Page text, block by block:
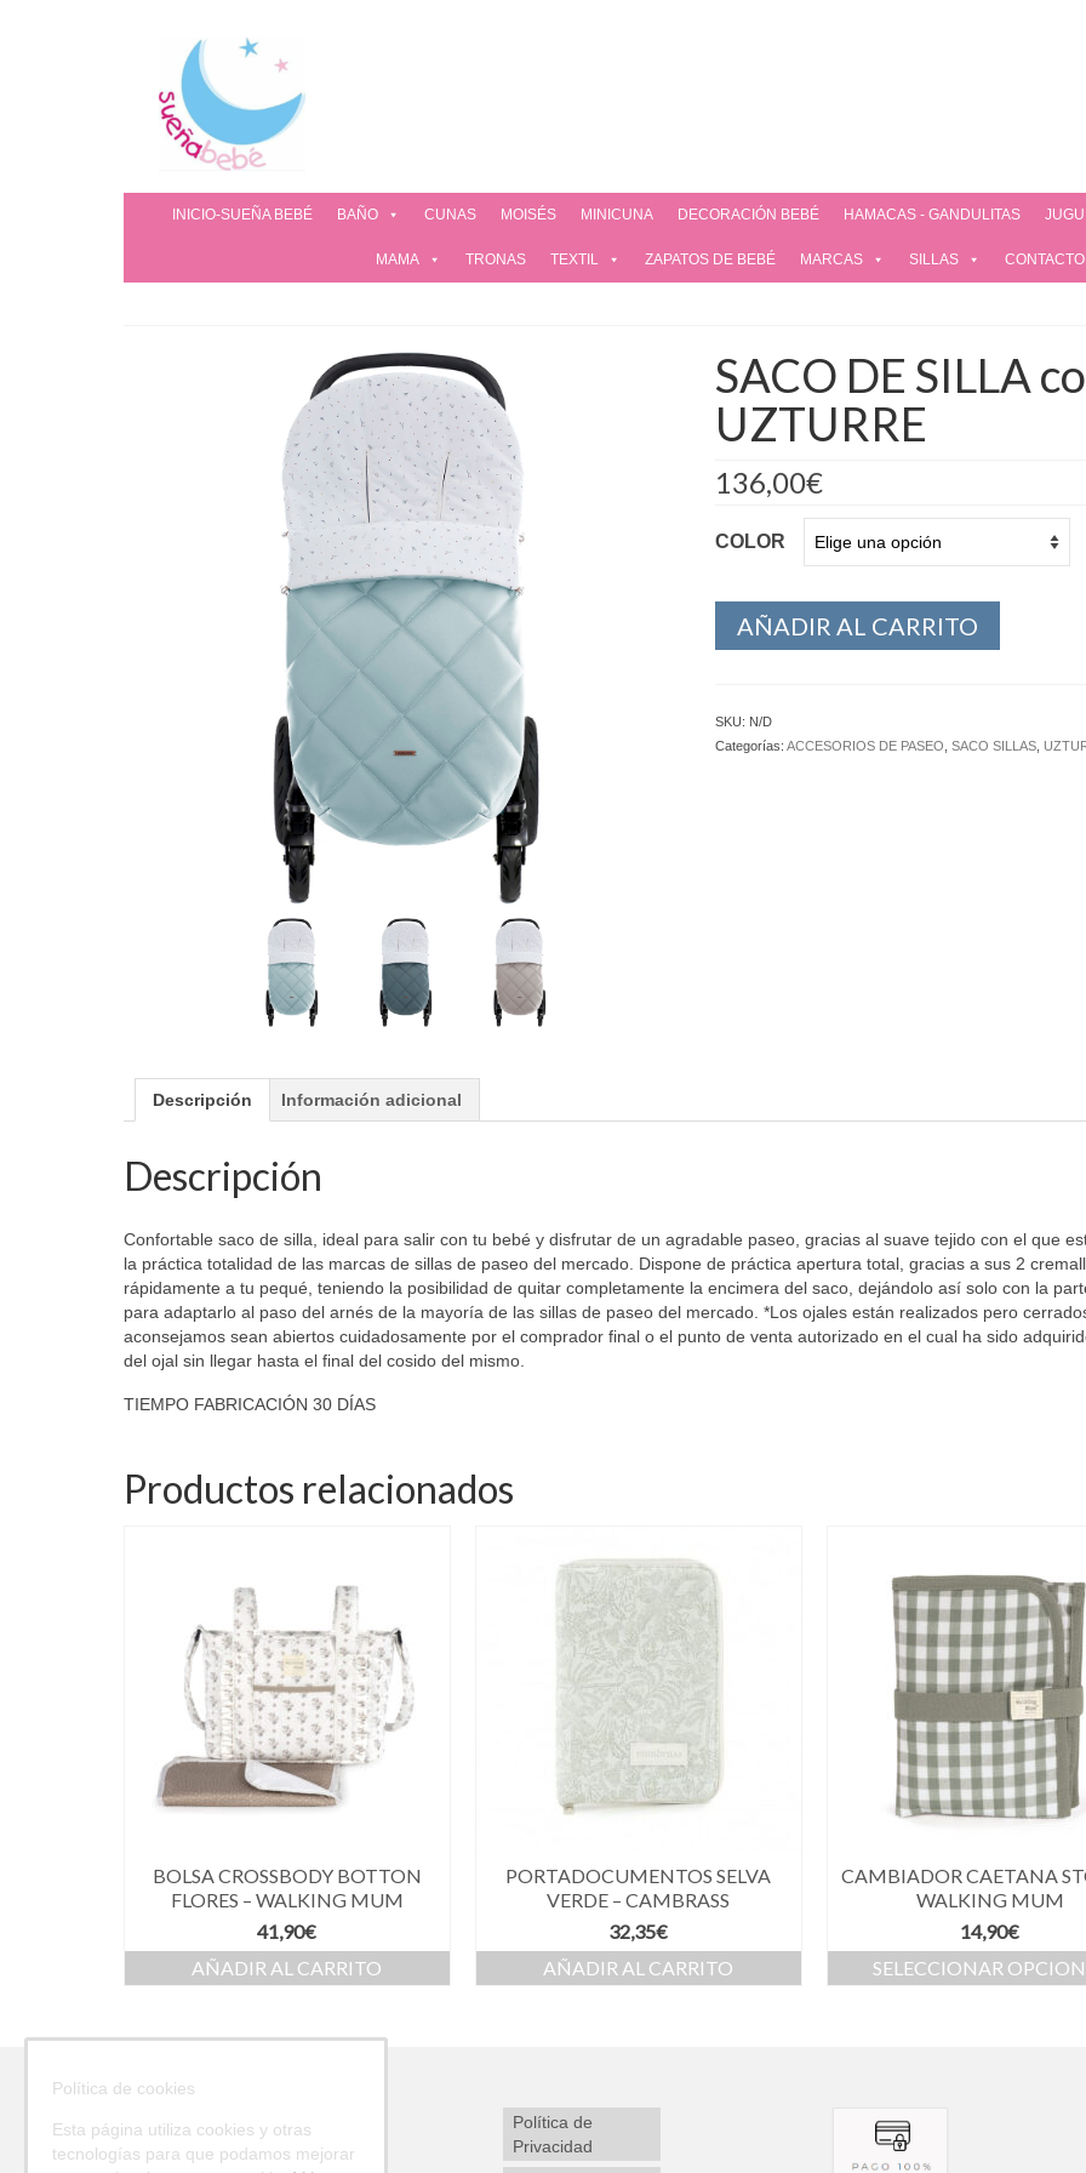
INICIO-SUEÑA BEBÉ BAÑO CUNAS MOISÉS MINICUNA DECORACIÓN BEBÉ HAMACAS - GANDULITAS
MAMA TRONAS TEXTIL ZAPATOS DE BEBÉ MARCAS SILLAS CONTACTO
SACO DE SILLA
UZTURRE
136,00€
COLOR
AÑADIR AL CARRITO
SKU: N/D
Categorías: ACCESORIOS DE PASEO SACO SILLAS,
Descripción Información adicional
Descripción
Confortable saco de silla, ideal para salir con tu bebé y disfrutar de un agradable paseo, gracias al suave tejido con el que
la práctica totalidad de las marcas de sillas de paseo del mercado. Dispone de práctica apertura total, gracias a sus 2
rápidamente a tu pequé, teniendo la posibilidad de quitar completamente la encimera del saco, dejándolo así solo con la
para adaptarlo al paso del arnés de la mayoría de las sillas de paseo del mercado. *Los ojales están realizados pero
aconsejamos sean abiertos cuidadosamente por el comprador final o el punto de venta autorizado en el cual ha sido
del ojal sin llegar hasta el final del cosido del mismo.
TIEMPO FABRICACIÓN 30 DÍAS
Productos relacionados
BOLSA CROSSBODY BOTTON
FLORES – WALKING MUM
41,90€
AÑADIR AL CARRITO
PORTADOCUMENTOS SELVA
VERDE – CAMBRASS
32,35€
AÑADIR AL CARRITO
CAMBIADOR CAETANA
WALKING MUM
14,90€
SELECCIONAR
Política de
Privacidad
Política de cookies
Esta página utiliza cookies y otras
tecnologías para que podamos mejorar